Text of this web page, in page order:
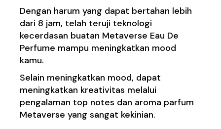
Dengan harum yang dapat bertahan lebih
dari 8 jam, telah teruji teknologi
kecerdasan buatan Metaverse Eau De
Perfume mampu meningkatkan mood
kamu.
Selain meningkatkan mood, dapat
meningkatkan kreativitas melalui
pengalaman top notes dan aroma parfum
Metaverse yang sangat kekinian.